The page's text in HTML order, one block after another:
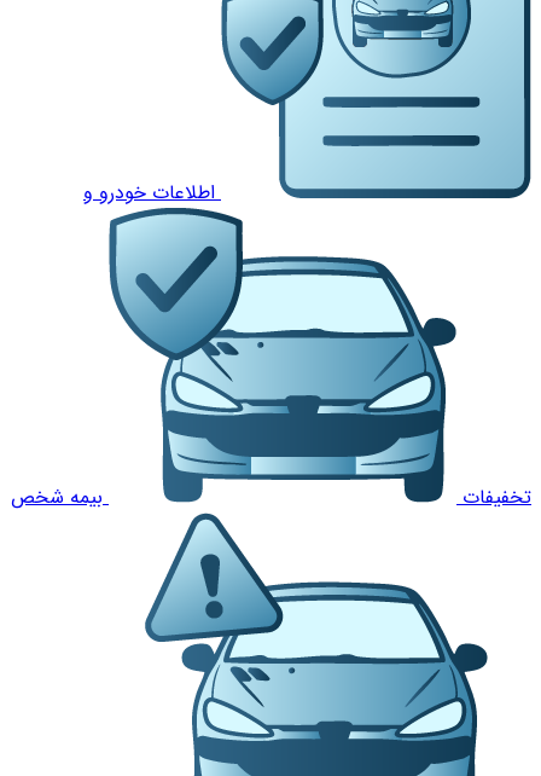
اطلاعات خودرو و
تخفیفات بیمه شخص